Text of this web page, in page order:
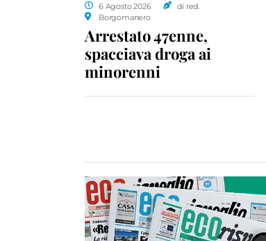
6 Agosto 2026
di red.
Borgomanero
Arrestato 47enne,
spacciava droga ai
minorenni